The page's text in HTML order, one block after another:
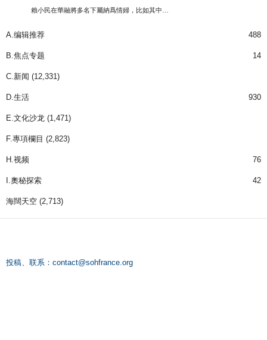
賴小民在華融將多名下屬納爲情婦，比如其中…
A.编辑推荐 488
B.焦点专题 14
C.新闻 (12,331)
D.生活 930
E.文化沙龙 (1,471)
F.專項欄目 (2,823)
H.视频 76
I.奧秘探索 42
海闊天空 (2,713)
投稿、联系： contact@sohfrance.org